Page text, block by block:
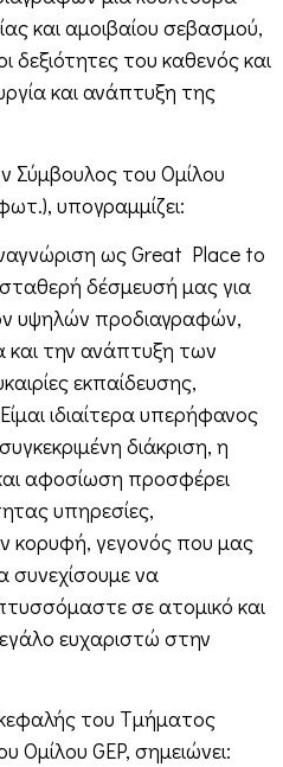
και αμοιβαίου σεβασμού,
δεξιότητες του καθενός και
και ανάπτυξη της
Σύμβουλος του Ομίλου
υπογραμμίζει:
ως Great Place to
δέσμευσή μας για
υψηλών προδιαγραφών,
και την ανάπτυξη των
εκπαίδευσης,
ιδιαίτερα υπερήφανος
διάκριση, η
αφοσίωση προσφέρει
υπηρεσίες,
κορυφή, γεγονός που μας
συνεχίσουμε να
σε ατομικό και
ευχαριστώ στην
του Τμήματος
Ομίλου GEP, σημειώνει: